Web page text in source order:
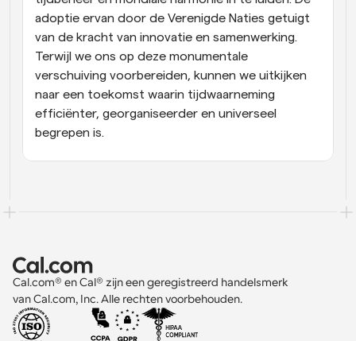
adoptie ervan door de Verenigde Naties getuigt
van de kracht van innovatie en samenwerking.
Terwijl we ons op deze monumentale
verschuiving voorbereiden, kunnen we uitkijken
naar een toekomst waarin tijdwaarneming
efficiënter, georganiseerder en universeel
begrepen is.
Cal.com® en Cal® zijn een geregistreerd handelsmerk
van Cal.com, Inc. Alle rechten voorbehouden.